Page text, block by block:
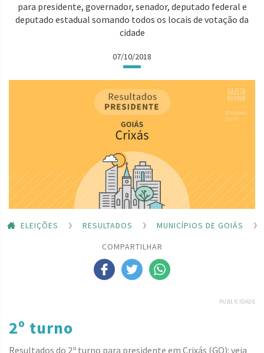
para presidente, governador, senador, deputado federal e
deputado estadual somando todos os locais de votação da
cidade
07/10/2018
ELEIÇÕES RESULTADOS
MUNICÍPIOS DE GOIÁS
COMPARTILHAR
PUBLICIDADE
2º turno
Resultados do 2º turno para presidente em Crixás (GO): veja